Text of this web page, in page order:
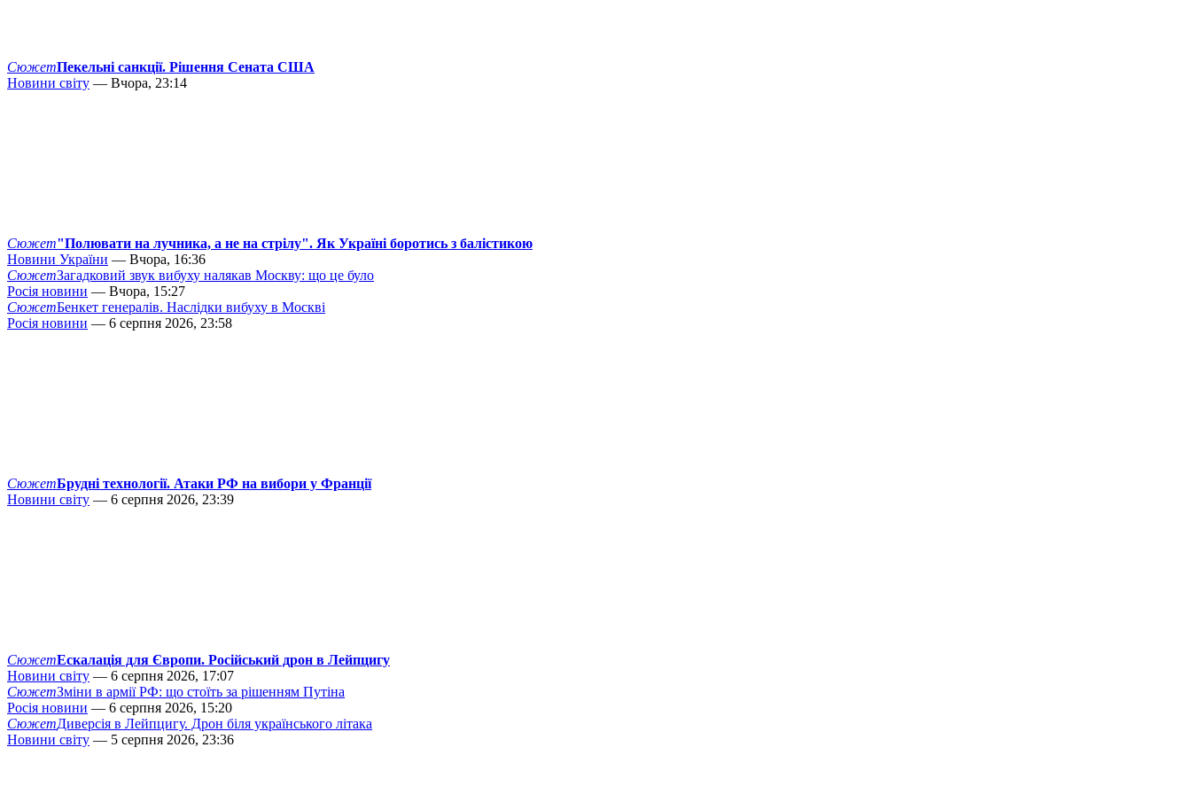
СюжетПекельні санкції. Рішення Сената США
Новини світу — Вчора, 23:14
Сюжет"Полювати на лучника, а не на стрілу". Як Україні боротись з балістикою
Новини України — Вчора, 16:36
СюжетЗагадковий звук вибуху налякав Москву: що це було
Росія новини — Вчора, 15:27
СюжетБенкет генералів. Наслідки вибуху в Москві
Росія новини — 6 серпня 2026, 23:58
СюжетБрудні технології. Атаки РФ на вибори у Франції
Новини світу — 6 серпня 2026, 23:39
СюжетЕскалація для Європи. Російський дрон в Лейпцигу
Новини світу — 6 серпня 2026, 17:07
СюжетЗміни в армії РФ: що стоїть за рішенням Путіна
Росія новини — 6 серпня 2026, 15:20
СюжетДиверсія в Лейпцигу. Дрон біля українського літака
Новини світу — 5 серпня 2026, 23:36